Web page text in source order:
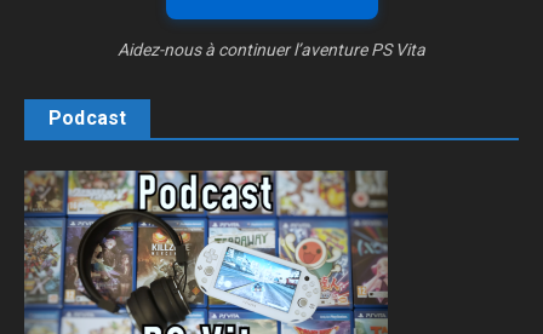
Aidez-nous à continuer l’aventure PS Vita
Podcast